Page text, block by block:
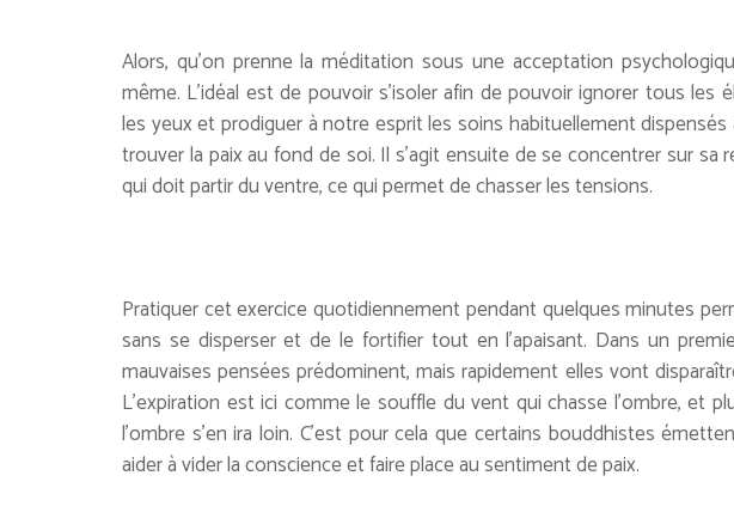
Alors, qu’on prenne la méditation sous une acceptation
même. L’idéal est de pouvoir s’isoler afin de pouvoir ignorer tous les
les yeux et prodiguer à notre esprit les soins habituellement
trouver la paix au fond de soi. Il s’agit ensuite de se concentrer sur sa
qui doit partir du ventre, ce qui permet de chasser les tensions.
Pratiquer cet exercice quotidiennement pendant quelques minutes
sans se disperser et de le fortifier tout en l’apaisant. Dans un
mauvaises pensées prédominent, mais rapidement elles vont
L’expiration est ici comme le souffle du vent qui chasse l’ombre, et
l’ombre s’en ira loin. C’est pour cela que certains bouddhistes
aider à vider la conscience et faire place au sentiment de paix.